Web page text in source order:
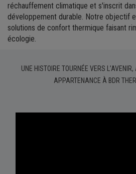
réchauffement climatique et s'inscrit
développement durable. Notre objectif
solutions de confort thermique faisant
écologie.
UNE HISTOIRE TOURNÉE VERS
APPARTENANCE À BDR